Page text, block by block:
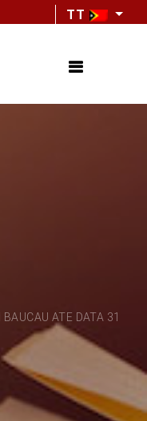
TT
ATE DATA 31